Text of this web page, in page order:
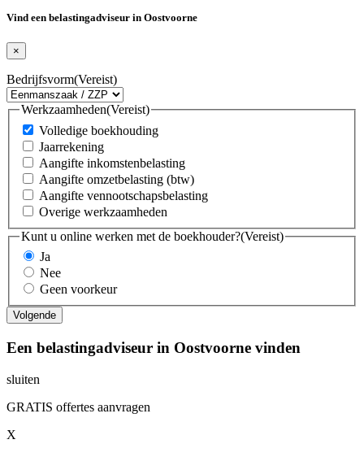
Vind een belastingadviseur in Oostvoorne
×
Bedrijfsvorm(Vereist)
Werkzaamheden(Vereist)
Volledige boekhouding
Jaarrekening
Aangifte inkomstenbelasting
Aangifte omzetbelasting (btw)
Aangifte vennootschapsbelasting
Overige werkzaamheden
Kunt u online werken met de boekhouder?(Vereist)
Ja
Nee
Geen voorkeur
Een belastingadviseur in Oostvoorne vinden
sluiten
GRATIS offertes aanvragen
X